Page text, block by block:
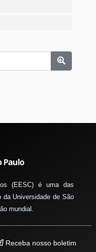
(EESC) é uma das
da Universidade de São
mundial.
Receba nosso boletim